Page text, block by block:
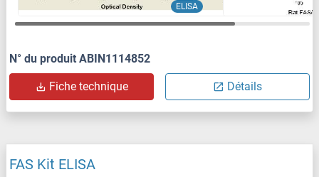
ELISA
N° du produit ABIN1114852
Fiche technique Détails
FAS Kit ELISA